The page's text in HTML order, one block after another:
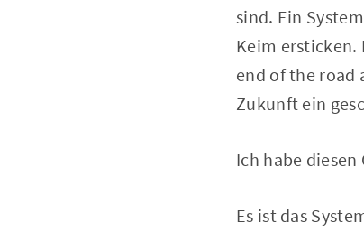
sind. Ein
Keim ersticken.
end of the road
Zukunft ein
Ich habe
Es ist das